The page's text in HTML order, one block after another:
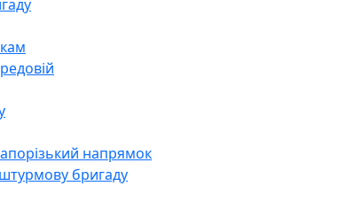
напрямок
штурмову бригаду